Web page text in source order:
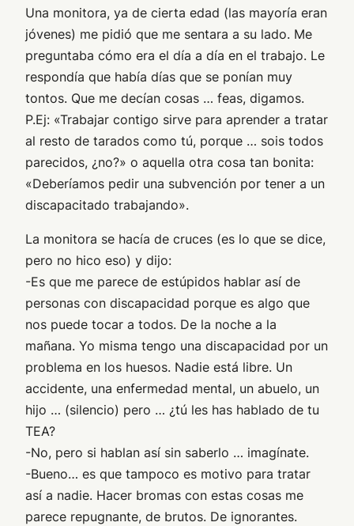
Una monitora, ya de cierta edad (las mayoría eran
jóvenes) me pidió que me sentara a su lado. Me
preguntaba cómo era el día a día en el trabajo. Le
respondía que había días que se ponían muy
tontos. Que me decían cosas … feas, digamos.
P.Ej: «Trabajar contigo sirve para aprender a tratar
al resto de tarados como tú, porque … sois todos
parecidos, ¿no?» o aquella otra cosa tan bonita:
«Deberíamos pedir una subvención por tener a un
discapacitado trabajando».
La monitora se hacía de cruces (es lo que se dice,
pero no hico eso) y dijo:
-Es que me parece de estúpidos hablar así de
personas con discapacidad porque es algo que
nos puede tocar a todos. De la noche a la
mañana. Yo misma tengo una discapacidad por un
problema en los huesos. Nadie está libre. Un
accidente, una enfermedad mental, un abuelo, un
hijo … (silencio) pero … ¿tú les has hablado de tu
TEA?
-No, pero si hablan así sin saberlo … imagínate.
-Bueno… es que tampoco es motivo para tratar
así a nadie. Hacer bromas con estas cosas me
parece repugnante, de brutos. De ignorantes.